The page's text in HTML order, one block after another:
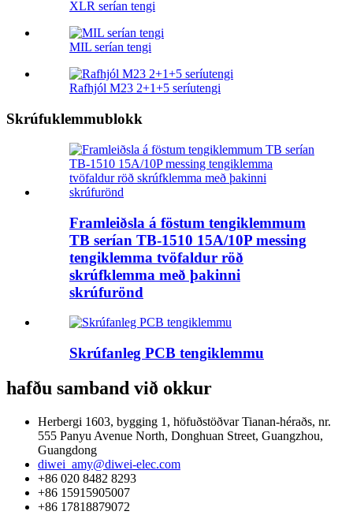
XLR serían tengi
MIL serían tengi
Rafhjól M23 2+1+5 seríutengi
Skrúfuklemmublokk
Framleiðsla á föstum tengiklemmum
TB serían TB-1510 15A/10P messing
tengiklemma tvöfaldur röð
skrúfklemma með þakinni
skrúfurönd
Skrúfanleg PCB tengiklemmu
hafðu samband við okkur
Herbergi 1603, bygging 1, höfuðstöðvar Tianan-héraðs, nr.
555 Panyu Avenue North, Donghuan Street, Guangzhou,
Guangdong
diwei_amy@diwei-elec.com
+86 020 8482 8293
+86 15915905007
+86 17818879072